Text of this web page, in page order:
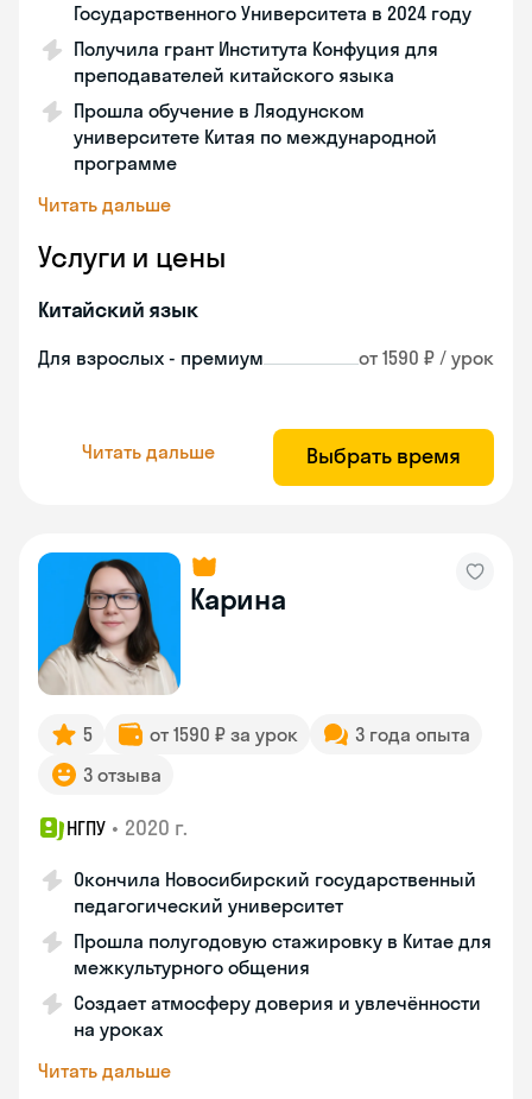
Государственного Университета в 2024 году
Получила грант Института Конфуция для
преподавателей китайского языка
Прошла обучение в Ляодунском
университете Китая по международной
программе
Читать дальше
Услуги и цены
Китайский язык
Для взрослых - премиум от 1590 ₽ / урок
Читать дальше Выбрать время
Карина
5 от 1590 ₽ за урок
3 года опыта
3 отзыва
НГПУ • 2020 г.
Окончила Новосибирский государственный
педагогический университет
Прошла полугодовую стажировку в Китае для
межкультурного общения
Создает атмосферу доверия и увлечённости
на уроках
Читать дальше